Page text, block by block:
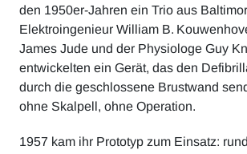
den 1950er-Jahren ein Trio aus
Elektroingenieur William B.
James Jude und der Physiologe Guy
entwickelten ein Gerät, das den
durch die geschlossene Brustwand
ohne Skalpell, ohne Operation.
1957 kam ihr Prototyp zum Einsatz: